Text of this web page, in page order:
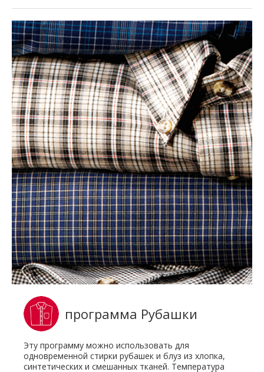
программа Рубашки
Эту программу можно использовать для
одновременной стирки рубашек и блуз из хлопка,
синтетических и смешанных тканей. Температура